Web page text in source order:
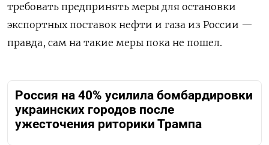
требовать предпринять меры для остановки
экспортных поставок нефти и газа из России —
правда, сам на такие меры пока не пошел.
Россия на 40% усилила бомбардировки
украинских городов после
ужесточения риторики Трампа